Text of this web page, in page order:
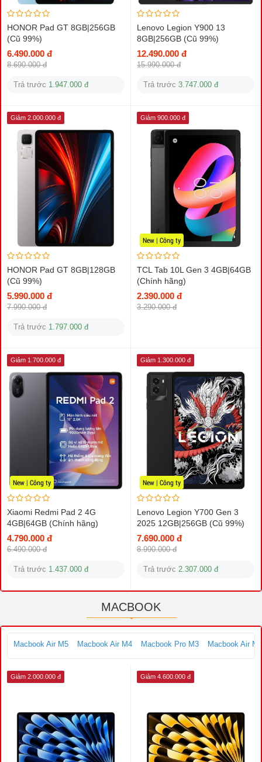
HONOR Pad GT 8GB|256GB
(Cũ 99%)
6.490.000 đ
8.690.000 đ
Trả trước 1.947.000 đ
Lenovo Legion Y900 13
8GB|256GB (Cũ 99%)
12.490.000 đ
15.990.000 đ
Trả trước 3.747.000 đ
Giảm 2.000.000 đ
HONOR Pad GT 8GB|128GB
(Cũ 99%)
5.990.000 đ
7.990.000 đ
Trả trước 1.797.000 đ
New | Công ty
Giảm 900.000 đ
TCL Tab 10L Gen 3 4GB|64GB
(Chính hãng)
2.390.000 đ
3.290.000 đ
New | Công ty
Giảm 1.700.000 đ
Xiaomi Redmi Pad 2 4G
4GB|64GB (Chính hãng)
4.790.000 đ
6.490.000 đ
Trả trước 1.437.000 đ
New | Công ty
Giảm 1.300.000 đ
Lenovo Legion Y700 Gen 3
2025 12GB|256GB (Cũ 99%)
7.690.000 đ
8.990.000 đ
Trả trước 2.307.000 đ
MACBOOK
Macbook Air M5 Macbook Air M4 Macbook Pro M3 Macbook Air M3
Giảm 2.000.000 đ Giảm 4.600.000 đ